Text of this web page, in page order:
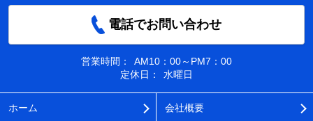
電話でお問い合わせ
営業時間：
AM10：00～PM7：00
定休日：
水曜日
ホーム 会社概要